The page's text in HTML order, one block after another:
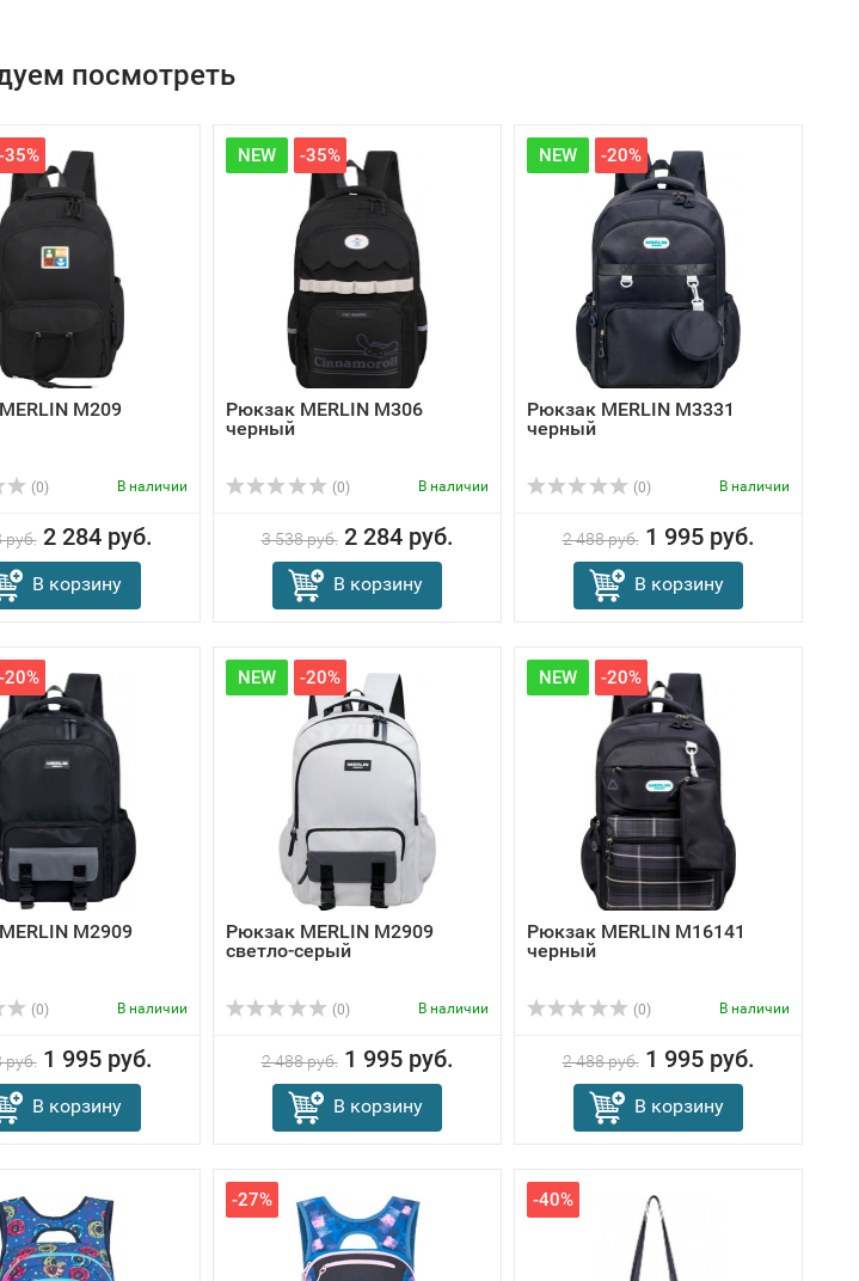
посмотреть
-35%
M209
(0) В наличии
руб. 2 284 руб.
В корзину
NEW -35%
Рюкзак MERLIN M306
черный
(0) В наличии
3 538 руб. 2 284 руб.
В корзину
NEW -20%
Рюкзак MERLIN M3331
черный
(0) В наличии
2 488 руб. 1 995 руб.
В корзину
-20%
M2909
(0) В наличии
руб. 1 995 руб.
В корзину
NEW -20%
Рюкзак MERLIN M2909
светло-серый
(0) В наличии
2 488 руб. 1 995 руб.
В корзину
NEW -20%
Рюкзак MERLIN M16141
черный
(0) В наличии
2 488 руб. 1 995 руб.
В корзину
-27% -40%